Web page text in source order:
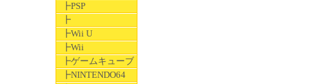
┣PSP
┣
┣Wii U
┣Wii
┣ゲームキューブ
┣NINTENDO64